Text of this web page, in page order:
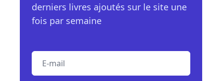
derniers livres ajoutés sur le site une
fois par semaine